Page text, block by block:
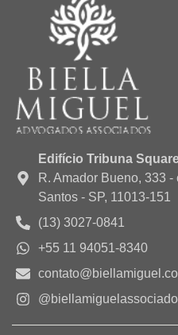
Edifício Tribuna
R. Amador Bueno, 333
Santos - SP, 11013-151
(13) 3027-0841
+55 11 94051-8340